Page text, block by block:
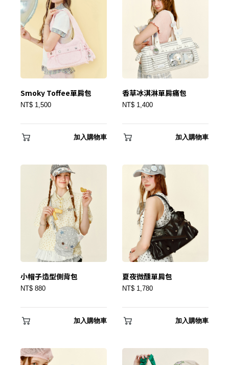
✕
會員登入
登 入
忘記密碼？
建立專屬帳號
Smoky Toffee單肩包
NT$ 1,500
加入購物車
香草冰淇淋單肩痛包
NT$ 1,400
加入購物車
小帽子造型側背包
NT$ 880
加入購物車
夏夜微醺單肩包
NT$ 1,780
加入購物車